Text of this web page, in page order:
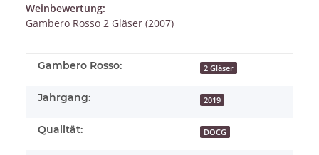
Weinbewertung:
Gambero Rosso 2 Gläser (2007)
Gambero Rosso: 2 Gläser
Jahrgang: 2019
Qualität: DOCG